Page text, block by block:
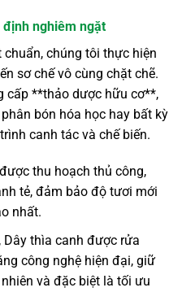
nghiêm ngặt
chúng tôi thực hiện
sơ chế vô cùng chặt chẽ.
cấp **thảo dược hữu cơ**,
bón hóa học hay bất kỳ
canh tác và chế biến.
thu hoạch thủ công,
tẻ, đảm bảo độ tươi mới
nhất.
Dây thìa canh được rửa
công nghệ hiện đại, giữ
và đặc biệt là tối ưu